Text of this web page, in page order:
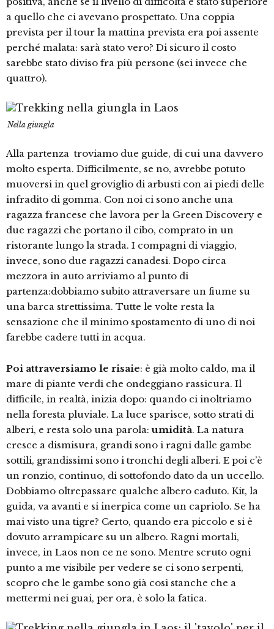
a quello che ci avevano prospettato. Una coppia
prevista per il tour la mattina prevista era poi assente
perché malata: sarà stato vero? Di sicuro il costo
sarebbe stato diviso fra più persone (sei invece che
quattro).
Nella giungla
Alla partenza troviamo due guide, di cui una davvero
molto esperta. Difficilmente, se no, avrebbe potuto
muoversi in quel groviglio di arbusti con ai piedi delle
infradito di gomma. Con noi ci sono anche una
ragazza francese che lavora per la Green Discovery e
due ragazzi che portano il cibo, comprato in un
ristorante lungo la strada. I compagni di viaggio,
invece, sono due ragazzi canadesi. Dopo circa
mezzora in auto arriviamo al punto di
partenza:dobbiamo subito attraversare un fiume su
una barca strettissima. Tutte le volte resta la
sensazione che il minimo spostamento di uno di noi
farebbe cadere tutti in acqua.
Poi attraversiamo le risaie: è già molto caldo, ma il
mare di piante verdi che ondeggiano rassicura. Il
difficile, in realtà, inizia dopo: quando ci inoltriamo
nella foresta pluviale. La luce sparisce, sotto strati di
alberi, e resta solo una parola:umidità. La natura
cresce a dismisura, grandi sono i ragni dalle gambe
sottili, grandissimi sono i tronchi degli alberi. E poi c’è
un ronzio, continuo, di sottofondo dato da un uccello.
Dobbiamo oltrepassare qualche albero caduto. Kit, la
guida, va avanti e si inerpica come un capriolo. Se ha
mai visto una tigre? Certo, quando era piccolo e si è
dovuto arrampicare su un albero. Ragni mortali,
invece, in Laos non ce ne sono. Mentre scruto ogni
punto a me visibile per vedere se ci sono serpenti,
scopro che le gambe sono già così stanche che a
mettermi nei guai, per ora, è solo la fatica.